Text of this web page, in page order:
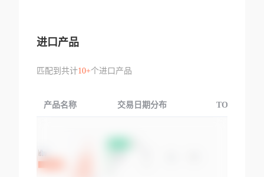
进口产品
匹配到共计10+个进口产品
产品名称 交易日期分布 TOP3交易国